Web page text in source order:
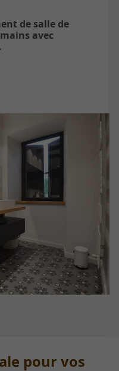
de salle de
avec
pour vos